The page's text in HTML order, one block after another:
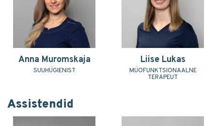
Anna Muromskaja
SUUHÜGIENIST
Liise Lukas
MÜOFUNKTSIONAALNE
TERAPEUT
Assistendid